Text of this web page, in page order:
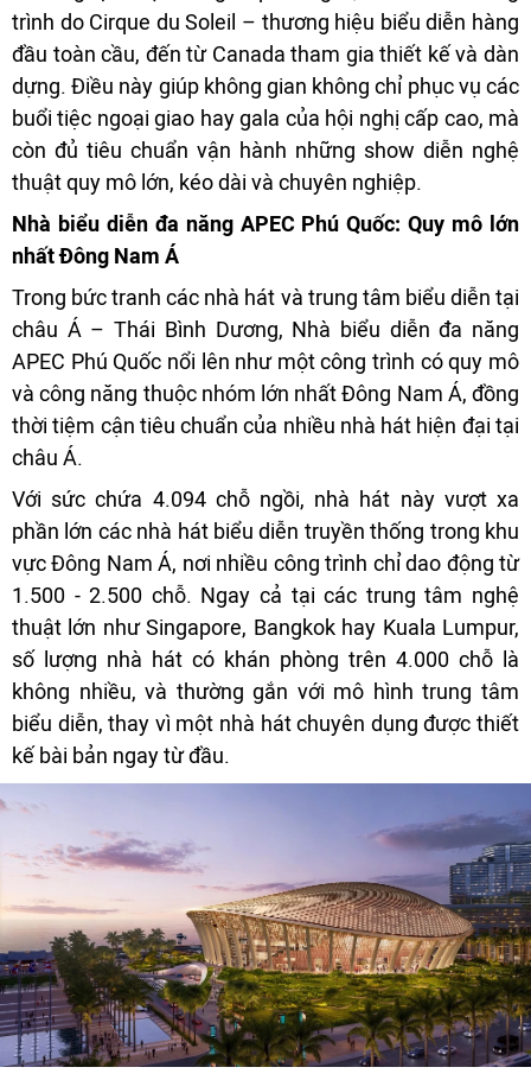
trình do Cirque du Soleil – thương hiệu biểu diễn hàng
đầu toàn cầu, đến từ Canada tham gia thiết kế và dàn
dựng. Điều này giúp không gian không chỉ phục vụ các
buổi tiệc ngoại giao hay gala của hội nghị cấp cao, mà
còn đủ tiêu chuẩn vận hành những show diễn nghệ
thuật quy mô lớn, kéo dài và chuyên nghiệp.
Nhà biểu diễn đa năng APEC Phú Quốc: Quy mô lớn
nhất Đông Nam Á
Trong bức tranh các nhà hát và trung tâm biểu diễn tại
châu Á – Thái Bình Dương, Nhà biểu diễn đa năng
APEC Phú Quốc nổi lên như một công trình có quy mô
và công năng thuộc nhóm lớn nhất Đông Nam Á, đồng
thời tiệm cận tiêu chuẩn của nhiều nhà hát hiện đại tại
châu Á.
Với sức chứa 4.094 chỗ ngồi, nhà hát này vượt xa
phần lớn các nhà hát biểu diễn truyền thống trong khu
vực Đông Nam Á, nơi nhiều công trình chỉ dao động từ
1.500 - 2.500 chỗ. Ngay cả tại các trung tâm nghệ
thuật lớn như Singapore, Bangkok hay Kuala Lumpur,
số lượng nhà hát có khán phòng trên 4.000 chỗ là
không nhiều, và thường gắn với mô hình trung tâm
biểu diễn, thay vì một nhà hát chuyên dụng được thiết
kế bài bản ngay từ đầu.